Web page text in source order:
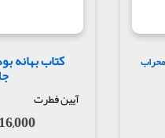
کتاب بهانه
آیین فطرت